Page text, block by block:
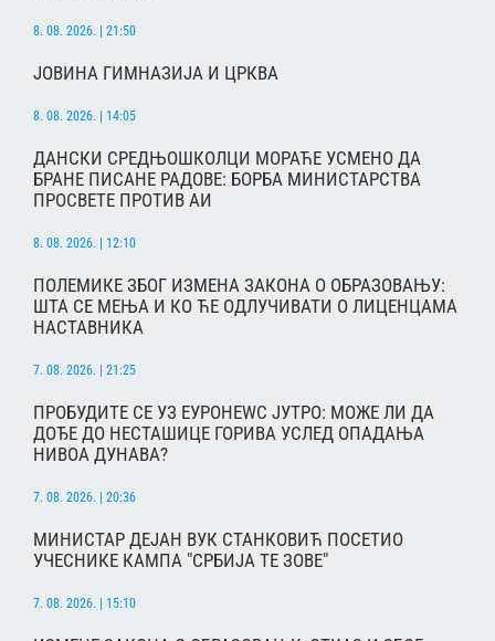
8. 08. 2026. | 21:50
ЈОВИНА ГИМНАЗИЈА И ЦРКВА
8. 08. 2026. | 14:05
ДАНСКИ СРЕДЊОШКОЛЦИ МОРАЋЕ УСМЕНО ДА
БРАНЕ ПИСАНЕ РАДОВЕ: БОРБА МИНИСТАРСТВА
ПРОСВЕТЕ ПРОТИВ АИ
8. 08. 2026. | 12:10
ПОЛЕМИКЕ ЗБОГ ИЗМЕНА ЗАКОНА О ОБРАЗОВАЊУ:
ШТА СЕ МЕЊА И КО ЋЕ ОДЛУЧИВАТИ О ЛИЦЕНЦАМА
НАСТАВНИКА
7. 08. 2026. | 21:25
ПРОБУДИТЕ СЕ УЗ ЕУРОНЕWС ЈУТРО: МОЖЕ ЛИ ДА
ДОЂЕ ДО НЕСТАШИЦЕ ГОРИВА УСЛЕД ОПАДАЊА
НИВОА ДУНАВА?
7. 08. 2026. | 20:36
МИНИСТАР ДЕЈАН ВУК СТАНКОВИЋ ПОСЕТИО
УЧЕСНИКЕ КАМПА "СРБИЈА ТЕ ЗОВЕ"
7. 08. 2026. | 15:10